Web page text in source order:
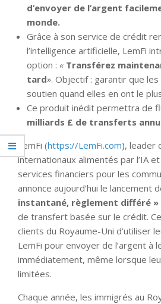
d’envoyer de l’argent
monde.
Grâce à son service de crédit
l’intelligence artificielle, LemFi
option : « Transférez
tard». Objectif : garantir que
soutien quand elles en ont le
Ce produit inédit permettra de
milliards £ de transferts
LemFi (https://LemFi.com), leader
internationaux alimentés par l’IA
services financiers pour les
annonce aujourd’hui le lancement
instantané, règlement différé »
de transfert basée sur le crédit.
clients du Royaume-Uni d’utiliser
LemFi pour envoyer de l’argent à
immédiatement, même lorsque
limitées.
Chaque année, les immigrés au